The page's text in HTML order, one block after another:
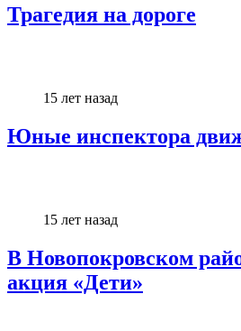
Трагедия на дороге
15 лет назад
Юные инспектора
15 лет назад
В Новопокровском
акция «Дети»